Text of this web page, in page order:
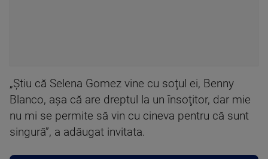
„Ştiu că Selena Gomez vine cu soţul ei, Benny
Blanco, aşa că are dreptul la un însoţitor, dar mie
nu mi se permite să vin cu cineva pentru că sunt
singură”, a adăugat invitata.